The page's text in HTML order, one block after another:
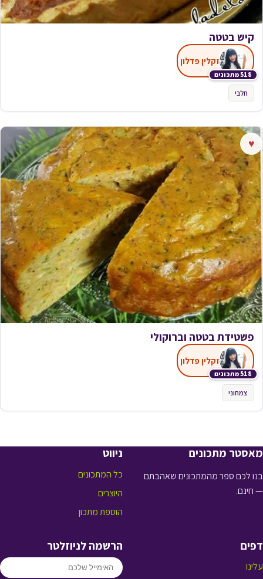
קיש בטטה
518 מתכונים
זקלין פדלון
חלבי
♥
פשטידת בטטה וברוקולי
518 מתכונים
זקלין פדלון
צמחוני
מאסטר מתכונים
בנו לכם ספר מהמתכונים שאהבתם
— חינם.
ניווט
כל המתכונים
היוצרים
הוספת מתכון
דפים
עלינו
הרשמה לניוזלטר